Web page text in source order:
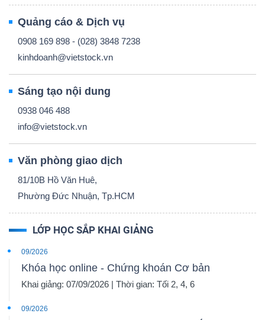
Quảng cáo & Dịch vụ
0908 169 898 - (028) 3848 7238
kinhdoanh@vietstock.vn
Sáng tạo nội dung
0938 046 488
info@vietstock.vn
Văn phòng giao dịch
81/10B Hồ Văn Huê,
Phường Đức Nhuận, Tp.HCM
LỚP HỌC SẮP KHAI GIẢNG
09/2026
Khóa học online - Chứng khoán Cơ bản
Khai giảng: 07/09/2026 | Thời gian: Tối 2, 4, 6
09/2026
Sách
Công
cụ
đầu
tư
Truyền
thông